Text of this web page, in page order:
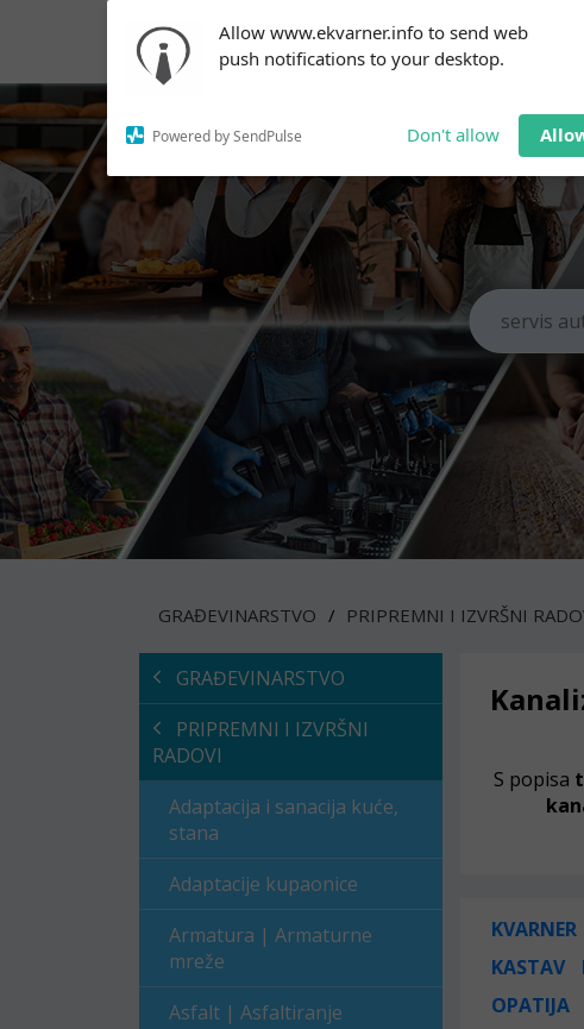
Allow www.ekvarner.info to send web
push notifications to your desktop.
Powered by SendPulse Don't allow
notifications!
To enable permission prompts, click
on the notification icon
GRAĐEVINARSTVO PRIPREMNI I IZVRŠNI
GRAĐEVINARSTVO
PRIPREMNI I IZVRŠNI
RADOVI
Adaptacija i sanacija kuće,
stana
Adaptacije kupaonice
Armatura | Armaturne
mreže
Asfalt | Asfaltiranje
S popisa
KVARNER
KASTAV
OPATIJA